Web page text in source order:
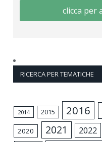
clicca per
RICERCA PER TEMATICHE
2014 2015 2016
2020 2021 2022